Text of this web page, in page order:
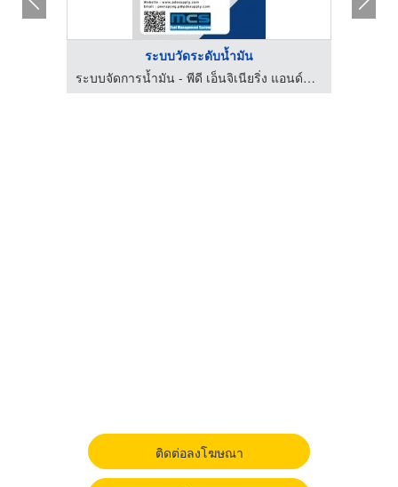
ระบบวัดระดับน้ำมัน
ระบบจัดการน้ำมัน - พีดี เอ็นจิเนียริ่ง แอนด์ซัพพลาย 2018
ติดต่อลงโฆษณา